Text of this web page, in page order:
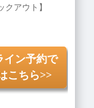
アウト】
イン予約で
こちら>>